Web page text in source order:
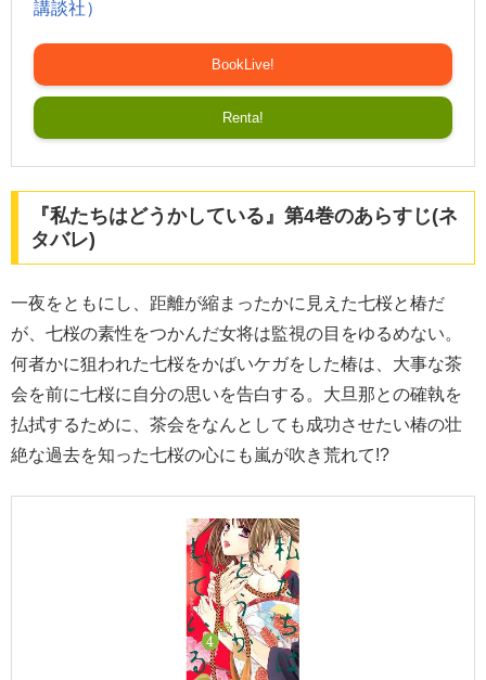
講談社）
BookLive!
Renta!
『私たちはどうかしている』第4巻のあらすじ(ネ
タバレ)
一夜をともにし、距離が縮まったかに見えた七桜と椿だ
が、七桜の素性をつかんだ女将は監視の目をゆるめない。
何者かに狙われた七桜をかばいケガをした椿は、大事な茶
会を前に七桜に自分の思いを告白する。大旦那との確執を
払拭するために、茶会をなんとしても成功させたい椿の壮
絶な過去を知った七桜の心にも嵐が吹き荒れて!?